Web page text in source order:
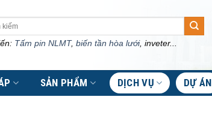
Tấm pin NLMT, biến tần hòa lưới, inveter...
SẢN PHẨM DỊCH VỤ DỰ ÁN